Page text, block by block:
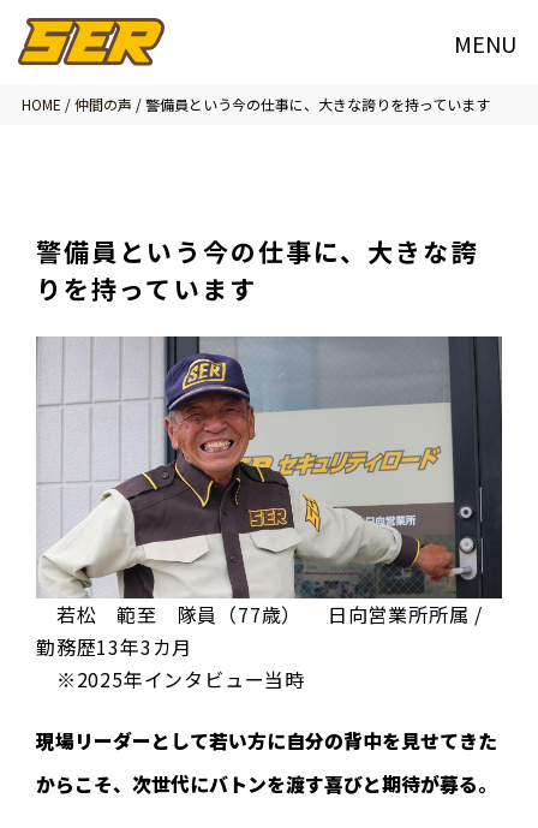
HOME /仲間の声 /警備員という今の仕事に、大きな誇りを持っています
警備員という今の仕事に、大きな誇
りを持っています
若松 範至 隊員（77歳） 日向営業所所属 /
勤務歴13年3カ月
※2025年インタビュー当時
現場リーダーとして若い方に自分の背中を見せてきた
からこそ、次世代にバトンを渡す喜びと期待が募る。